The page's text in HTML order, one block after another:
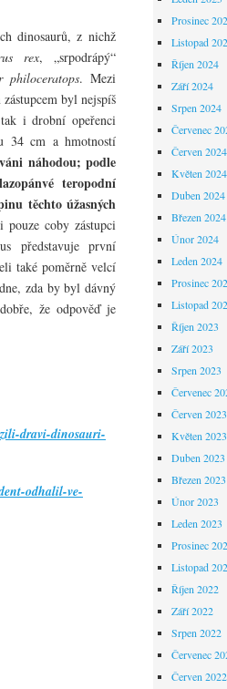
dinosaurů, z nichž
rex, „srpodrápý“
philoceratops. Mezi
byl nejspíš
i drobní opeřenci
34 cm a hmotností
náhodou; podle
teropodní
těchto úžasných
coby zástupci
představuje první
také poměrně velcí
zda by byl dávný
že odpověď je
dravi-dinosauri-
odhalil-ve-
Prosinec
Listopad
Říjen 2024
Září 2024
Srpen 2024
Červenec
Červen 2024
Květen 2024
Duben 2024
Březen 2024
Únor 2024
Leden 2024
Prosinec
Listopad
Říjen 2023
Září 2023
Srpen 2023
Červenec
Červen 2023
Květen 2023
Duben 2023
Březen 2023
Únor 2023
Leden 2023
Prosinec
Listopad
Říjen 2022
Září 2022
Srpen 2022
Červenec
Červen 2022